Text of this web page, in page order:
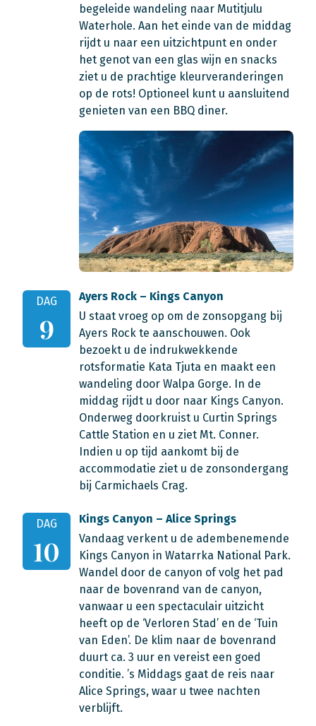
begeleide wandeling naar Mutitjulu
Waterhole. Aan het einde van de middag
rijdt u naar een uitzichtpunt en onder
het genot van een glas wijn en snacks
ziet u de prachtige kleurveranderingen
op de rots! Optioneel kunt u aansluitend
genieten van een BBQ diner.
DAG
9
Ayers Rock – Kings Canyon
U staat vroeg op om de zonsopgang bij
Ayers Rock te aanschouwen. Ook
bezoekt u de indrukwekkende
rotsformatie Kata Tjuta en maakt een
wandeling door Walpa Gorge. In de
middag rijdt u door naar Kings Canyon.
Onderweg doorkruist u Curtin Springs
Cattle Station en u ziet Mt. Conner.
Indien u op tijd aankomt bij de
accommodatie ziet u de zonsondergang
bij Carmichaels Crag.
DAG
10
Kings Canyon – Alice Springs
Vandaag verkent u de adembenemende
Kings Canyon in Watarrka National Park.
Wandel door de canyon of volg het pad
naar de bovenrand van de canyon,
vanwaar u een spectaculair uitzicht
heeft op de ‘Verloren Stad’ en de ‘Tuin
van Eden’. De klim naar de bovenrand
duurt ca. 3 uur en vereist een goed
conditie. ’s Middags gaat de reis naar
Alice Springs, waar u twee nachten
verblijft.